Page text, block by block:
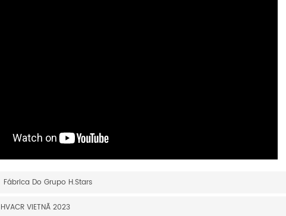
Fábrica Do Grupo H.Stars
HVACR VIETNÃ 2023